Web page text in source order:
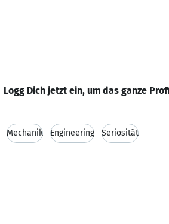
Logg Dich jetzt ein, um das ganze
Mechanik Engineering Seriosität